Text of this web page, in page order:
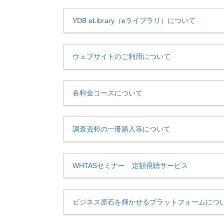
YDB eLibrary（eライブラリ）について
ウェブサイトのご利用について
各料金コースについて
調査資料の一冊購入等について
WHTASセミナー 定額視聴サービス
ビジネス原石を輝かせるプラットフォームにつ